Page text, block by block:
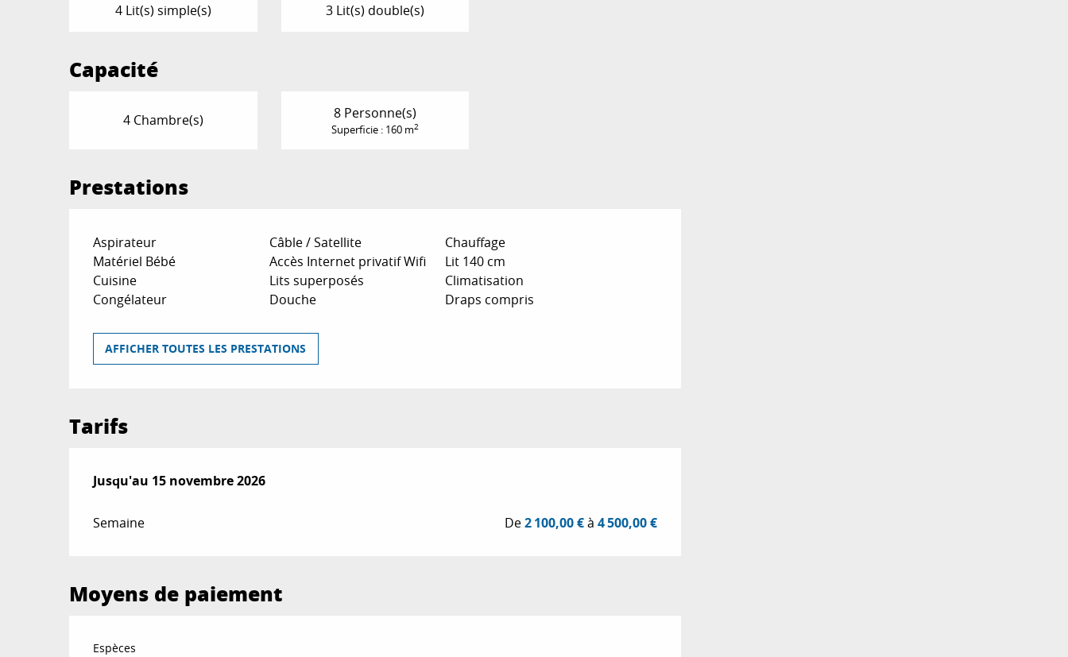
4 Lit(s) simple(s) 3 Lit(s) double(s)
Capacité
4 Chambre(s) 8 Personne(s)
Superficie : 160 m2
Prestations
Aspirateur Câble / Satellite
Chauffage
Matériel Bébé
Accès Internet privatif Wifi
Lit 140 cm
Cuisine
Lits superposés
Climatisation
Congélateur
Douche Draps compris
AFFICHER TOUTES LES PRESTATIONS
Tarifs
Du1 avril 2026au15 novembre 2026
Jusqu'au 15 novembre 2026
Semaine De2 100,00 €à4 500,00 €
Moyens de paiement
Espèces